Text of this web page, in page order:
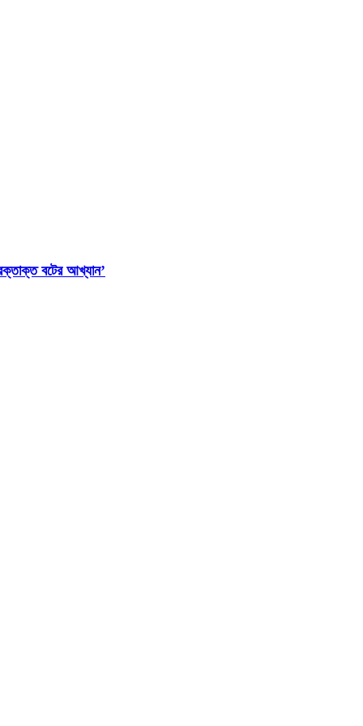
বটের আখ্যান’